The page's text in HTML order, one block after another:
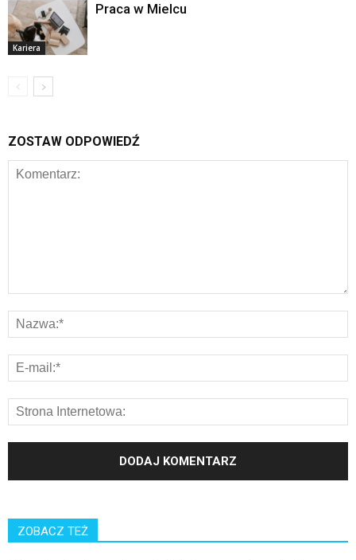
Kariera
Praca w Mielcu
ZOSTAW ODPOWIEDŹ
ZOBACZ TEŻ